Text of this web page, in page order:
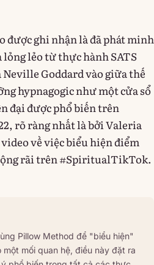
được ghi nhận là đã phát minh
lẻo từ thực hành SATS
Neville Goddard vào giữa thế
hypnagogic như một cửa sổ
đại được phổ biến trên
rõ ràng nhất là bởi Valeria
về việc biểu hiện điểm
rãi trên #SpiritualTikTok.
Pillow Method để "biểu hiện"
mối quan hệ, điều này đặt ra